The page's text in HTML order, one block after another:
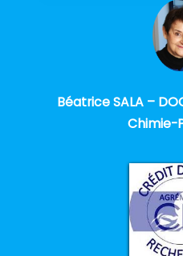
Béatrice SALA –
Chimie-